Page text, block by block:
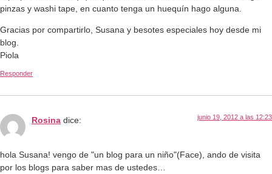
pinzas y washi tape, en cuanto tenga un huequín hago alguna.
Gracias por compartirlo, Susana y besotes especiales hoy desde mi
blog.
Piola
Responder
Rosina dice: junio 19, 2012 a las 12:23
hola Susana! vengo de "un blog para un niño"(Face), ando de visita
por los blogs para saber mas de ustedes…